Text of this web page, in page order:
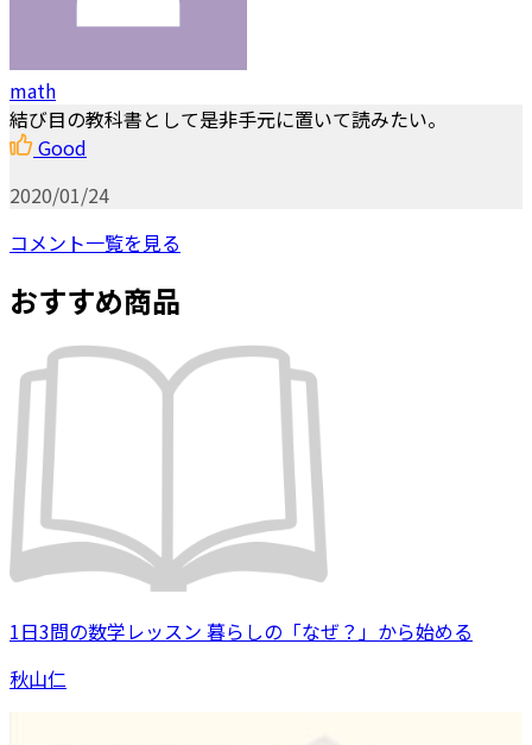
math
結び目の教科書として是非手元に置いて読みたい。
Good
2020/01/24
コメント一覧を見る
おすすめ商品
1日3問の数学レッスン 暮らしの「なぜ？」から始める
秋山仁